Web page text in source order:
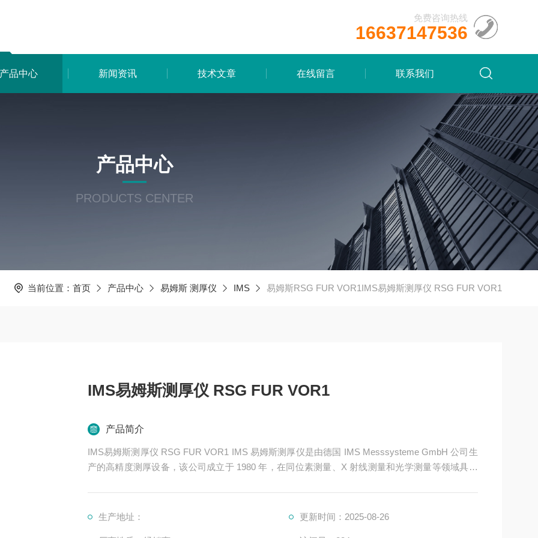
免费咨询热线
16637147536
产品中心 新闻资讯 技术文章 在线留言 联系我们
产品中心
PRODUCTS CENTER
当前位置： 首页 产品中心 易姆斯 测厚仪 IMS 易姆斯RSG FUR VOR1IMS易姆斯测厚仪 RSG FUR VOR1
IMS易姆斯测厚仪 RSG FUR VOR1
产品简介
IMS易姆斯测厚仪 RSG FUR VOR1 IMS 易姆斯测厚仪是由德国 IMS Messsysteme GmbH 公司生
产的高精度测厚设备，该公司成立于 1980 年，在同位素测量、X 射线测量和光学测量等领域具有
生产地址： 更新时间：2025-08-26